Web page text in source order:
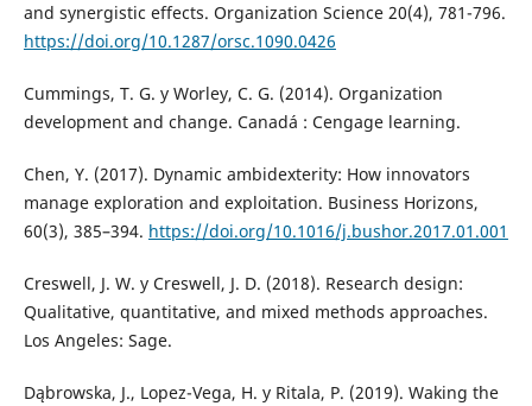
and synergistic effects. Organization Science 20(4), 781-796.
https://doi.org/10.1287/orsc.1090.0426
Cummings, T. G. y Worley, C. G. (2014). Organization
development and change. Canadá : Cengage learning.
Chen, Y. (2017). Dynamic ambidexterity: How innovators
manage exploration and exploitation. Business Horizons,
60(3), 385–394. https://doi.org/10.1016/j.bushor.2017.01.001
Creswell, J. W. y Creswell, J. D. (2018). Research design:
Qualitative, quantitative, and mixed methods approaches.
Los Angeles: Sage.
Dąbrowska, J., Lopez-Vega, H. y Ritala, P. (2019). Waking the